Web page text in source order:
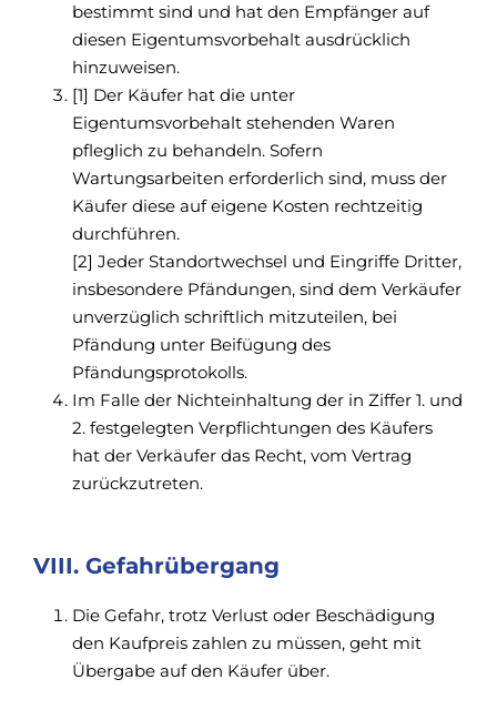
bestimmt sind und hat den Empfänger auf
diesen Eigentumsvorbehalt ausdrücklich
hinzuweisen.
[1] Der Käufer hat die unter
Eigentumsvorbehalt stehenden Waren
pfleglich zu behandeln. Sofern
Wartungsarbeiten erforderlich sind, muss der
Käufer diese auf eigene Kosten rechtzeitig
durchführen.
[2] Jeder Standortwechsel und Eingriffe Dritter,
insbesondere Pfändungen, sind dem Verkäufer
unverzüglich schriftlich mitzuteilen, bei
Pfändung unter Beifügung des
Pfändungsprotokolls.
Im Falle der Nichteinhaltung der in Ziffer 1. und
2. festgelegten Verpflichtungen des Käufers
hat der Verkäufer das Recht, vom Vertrag
zurückzutreten.
VIII. Gefahrübergang
Die Gefahr, trotz Verlust oder Beschädigung
den Kaufpreis zahlen zu müssen, geht mit
Übergabe auf den Käufer über.